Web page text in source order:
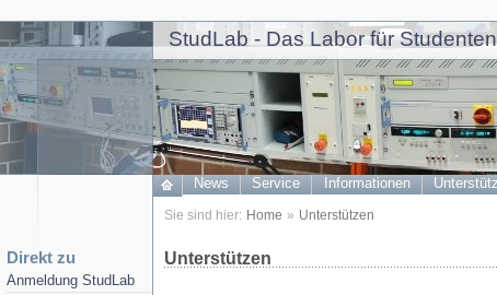
StudLab - Das Labor für
Direkt zu
Anmeldung StudLab
News Service Informationen
Sie sind hier: Home » Unterstützen
Unterstützen